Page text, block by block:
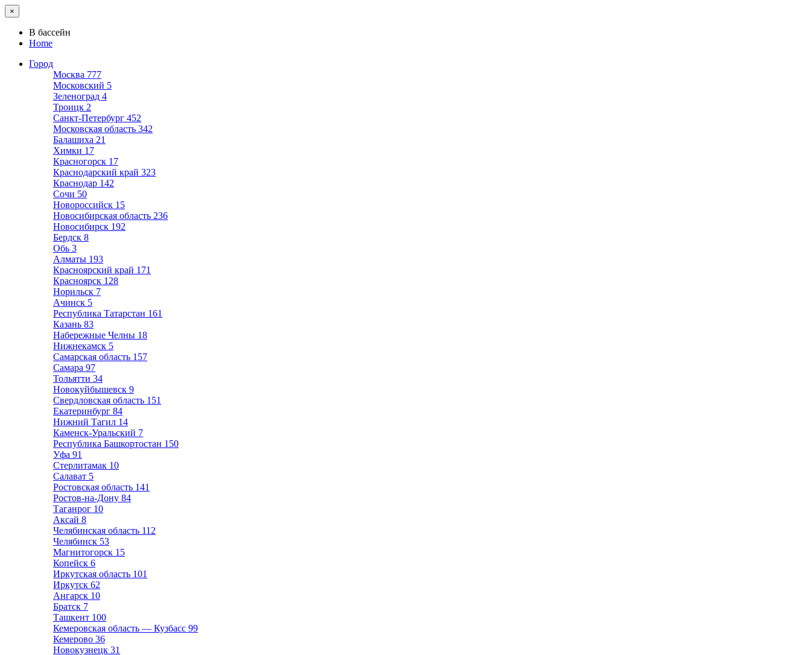
×
В бассейн
Home
Город
Москва 777
Московский 5
Зеленоград 4
Троицк 2
Санкт-Петербург 452
Московская область 342
Балашиха 21
Химки 17
Красногорск 17
Краснодарский край 323
Краснодар 142
Сочи 50
Новороссийск 15
Новосибирская область 236
Новосибирск 192
Бердск 8
Обь 3
Алматы 193
Красноярский край 171
Красноярск 128
Норильск 7
Ачинск 5
Республика Татарстан 161
Казань 83
Набережные Челны 18
Нижнекамск 5
Самарская область 157
Самара 97
Тольятти 34
Новокуйбышевск 9
Свердловская область 151
Екатеринбург 84
Нижний Тагил 14
Каменск-Уральский 7
Республика Башкортостан 150
Уфа 91
Стерлитамак 10
Салават 5
Ростовская область 141
Ростов-на-Дону 84
Таганрог 10
Аксай 8
Челябинская область 112
Челябинск 53
Магнитогорск 15
Копейск 6
Иркутская область 101
Иркутск 62
Ангарск 10
Братск 7
Ташкент 100
Кемеровская область — Кузбасс 99
Кемерово 36
Новокузнецк 31